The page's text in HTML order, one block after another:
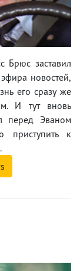
Брюс заставил
новостей,
его сразу же
И тут вновь
перед Эваном
приступить к